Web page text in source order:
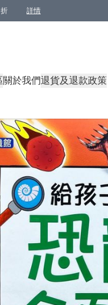
詳情
關於我們退貨及退款政策